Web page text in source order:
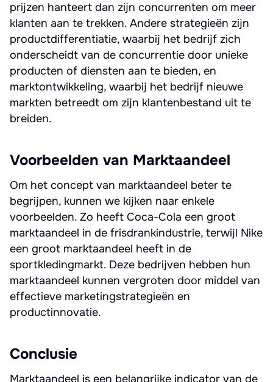
prijzen hanteert dan zijn concurrenten om meer
klanten aan te trekken. Andere strategieën zijn
productdifferentiatie, waarbij het bedrijf zich
onderscheidt van de concurrentie door unieke
producten of diensten aan te bieden, en
marktontwikkeling, waarbij het bedrijf nieuwe
markten betreedt om zijn klantenbestand uit te
breiden.
Voorbeelden van Marktaandeel
Om het concept van marktaandeel beter te
begrijpen, kunnen we kijken naar enkele
voorbeelden. Zo heeft Coca-Cola een groot
marktaandeel in de frisdrankindustrie, terwijl Nike
een groot marktaandeel heeft in de
sportkledingmarkt. Deze bedrijven hebben hun
marktaandeel kunnen vergroten door middel van
effectieve marketingstrategieën en
productinnovatie.
Conclusie
Marktaandeel is een belangrijke indicator van de